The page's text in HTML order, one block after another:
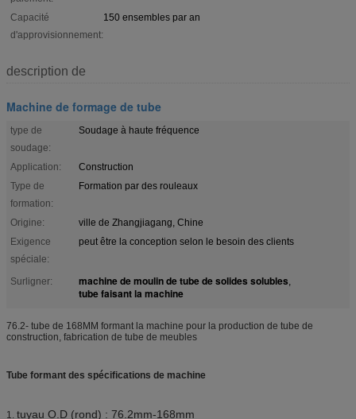
Capacité
d'approvisionnement:
150 ensembles par an
description de
Machine de formage de tube
type de
soudage:
Soudage à haute fréquence
Application:
Construction
Type de
formation:
Formation par des rouleaux
Origine:
ville de Zhangjiagang, Chine
Exigence
spéciale:
peut être la conception selon le besoin des clients
Surligner: machine de moulin de tube de solides solubles,
tube faisant la machine
76.2- tube de 168MM formant la machine pour la production de tube de
construction, fabrication de tube de meubles
Tube formant des spécifications de machine
1. tuyau O.D (rond) : 76.2mm-168mm